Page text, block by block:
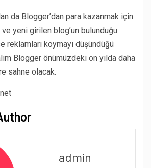
da Blogger’dan para kazanmak için
ve yeni girilen blog’un bulunduğu
reklamları koymayı düşündüğü
Blogger önümüzdeki on yılda daha
sahne olacak.
admin